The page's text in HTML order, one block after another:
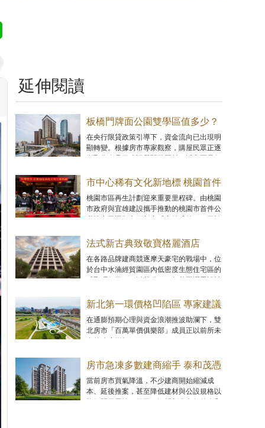
延伸閱讀
板橋門牌面公園雙學區值多少？
「日安PARK」超優價位狂吸買
氣
在央行限貸政策引導下，資金流向已出現明
顯轉變。根據房市專家觀察，購屋民眾正逐
可負擔性與未來增值空間的進場機會。
市中心稀有文化新地標 桃園首件
公私協力都更案「宜雄盛筵」上
樑
桃園市區再生計劃迎來重要里程碑。由桃園
市政府與宜雄建設攜手推動的桃園市首件公
法式新古典致敬寶格麗酒店
MUSE金獎建築「聚碩仁玉」優
雅登場
在各路品牌建商競逐摩天豪宅的戰場中，位
於台中水湳經貿園區內低密度生態住宅區的
古典優雅姿態登場。
新北第一環價格凹陷區 專家建議
首購族把握上車機會
在通膨預期心理與資金浪潮推波助瀾下，雙
北房市「百萬單價俱樂部」成員正以前所未
房市急凍多數建商縮手 泰和茂憑
藉「與自然共融，以科學致美」
逆勢翻盤
當前房市買氣降溫，不少建商開始縮減成
本、延後推案，甚至降低建材與公設規格以